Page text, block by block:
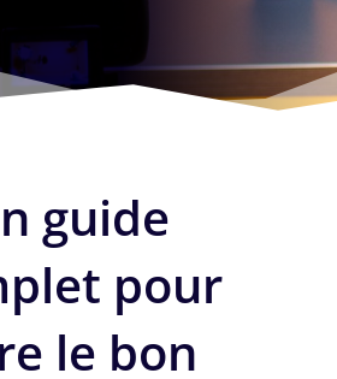
guide
pour
le bon